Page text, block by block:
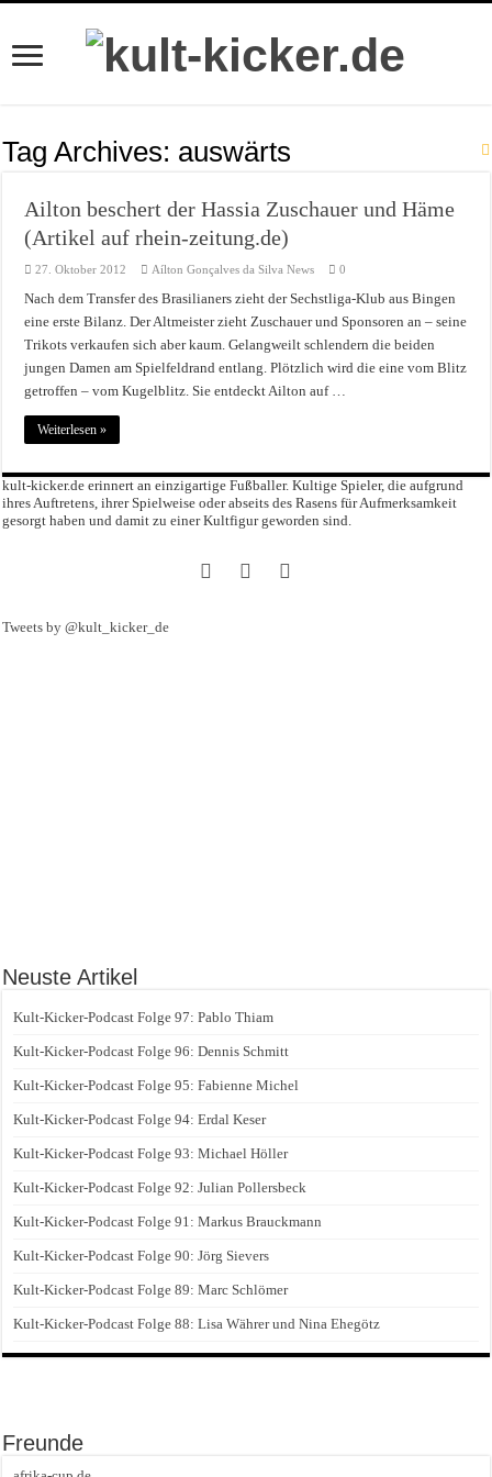
Tag Archives: auswärts
Ailton beschert der Hassia Zuschauer und Häme
(Artikel auf rhein-zeitung.de)
27. Oktober 2012 Aílton Gonçalves da Silva News 0
Nach dem Transfer des Brasilianers zieht der Sechstliga-Klub aus Bingen
eine erste Bilanz. Der Altmeister zieht Zuschauer und Sponsoren an – seine
Trikots verkaufen sich aber kaum. Gelangweilt schlendern die beiden
jungen Damen am Spielfeldrand entlang. Plötzlich wird die eine vom Blitz
getroffen – vom Kugelblitz. Sie entdeckt Ailton auf …
Weiterlesen »
kult-kicker.de erinnert an einzigartige Fußballer. Kultige Spieler, die aufgrund
ihres Auftretens, ihrer Spielweise oder abseits des Rasens für Aufmerksamkeit
gesorgt haben und damit zu einer Kultfigur geworden sind.
Tweets by @kult_kicker_de
Neuste Artikel
Kult-Kicker-Podcast Folge 97: Pablo Thiam
Kult-Kicker-Podcast Folge 96: Dennis Schmitt
Kult-Kicker-Podcast Folge 95: Fabienne Michel
Kult-Kicker-Podcast Folge 94: Erdal Keser
Kult-Kicker-Podcast Folge 93: Michael Höller
Kult-Kicker-Podcast Folge 92: Julian Pollersbeck
Kult-Kicker-Podcast Folge 91: Markus Brauckmann
Kult-Kicker-Podcast Folge 90: Jörg Sievers
Kult-Kicker-Podcast Folge 89: Marc Schlömer
Kult-Kicker-Podcast Folge 88: Lisa Währer und Nina Ehegötz
Freunde